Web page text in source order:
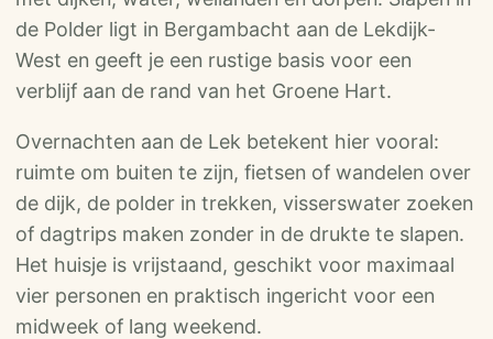
de Polder ligt in Bergambacht aan de Lekdijk-
West en geeft je een rustige basis voor een
verblijf aan de rand van het Groene Hart.
Overnachten aan de Lek betekent hier vooral:
ruimte om buiten te zijn, fietsen of wandelen over
de dijk, de polder in trekken, visserswater zoeken
of dagtrips maken zonder in de drukte te slapen.
Het huisje is vrijstaand, geschikt voor maximaal
vier personen en praktisch ingericht voor een
midweek of lang weekend.